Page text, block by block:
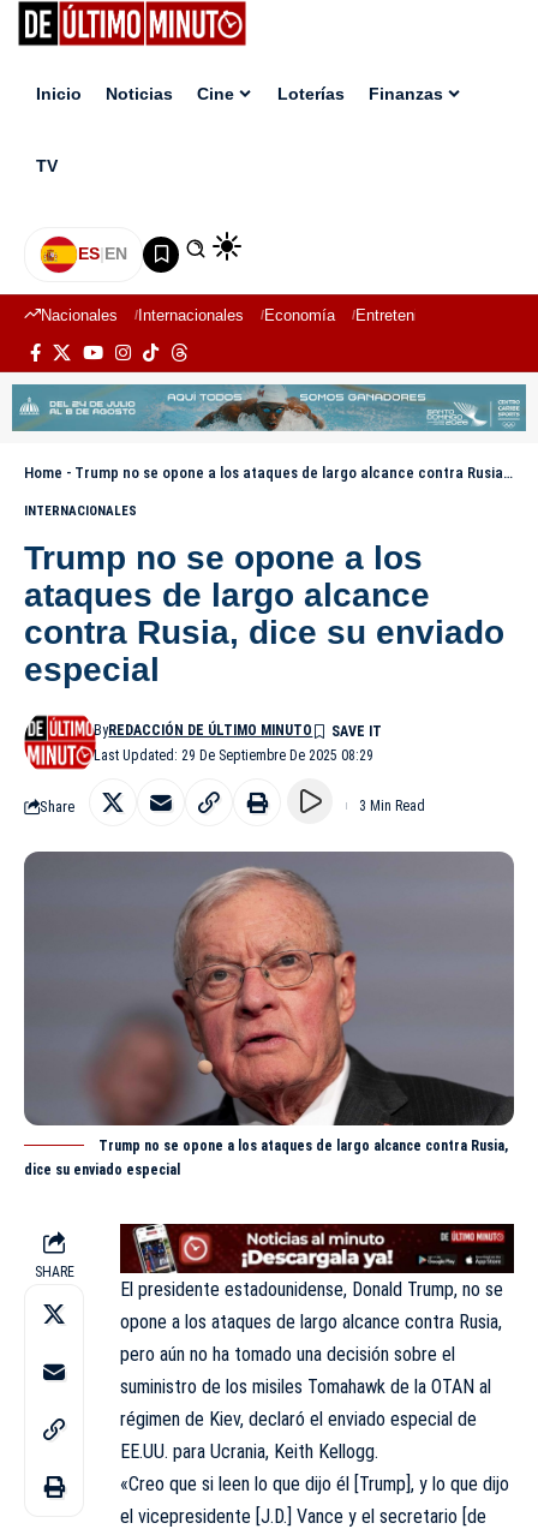
Inicio Noticias Cine Loterías Finanzas
TV
ES|EN
Nacionales Internacionales Economía Entretenimiento
Home - Trump no se opone a los ataques de largo alcance contra Rusia, dice su enviado especial
INTERNACIONALES
Trump no se opone a los
ataques de largo alcance
contra Rusia, dice su enviado
especial
Last Updated: 29 De Septiembre De 2025 08:29
ByREDACCIÓN DE ÚLTIMO MINUTO
Share 3 Min Read
Trump no se opone a los ataques de largo alcance contra Rusia,
dice su enviado especial
SHARE
El presidente estadounidense, Donald Trump, no se
opone a los ataques de largo alcance contra Rusia,
pero aún no ha tomado una decisión sobre el
suministro de los misiles Tomahawk de la OTAN al
régimen de Kiev, declaró el enviado especial de
EE.UU. para Ucrania, Keith Kellogg.
«Creo que si leen lo que dijo él [Trump], y lo que dijo
el vicepresidente [J.D.] Vance y el secretario [de